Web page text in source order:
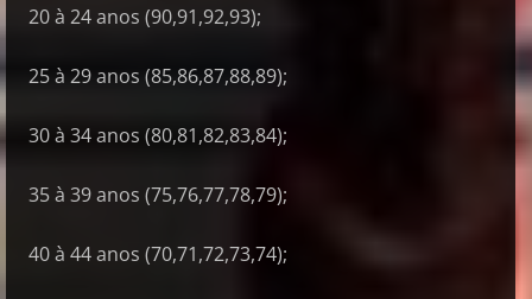
20 à 24 anos (90,91,92,93);
25 à 29 anos (85,86,87,88,89);
30 à 34 anos (80,81,82,83,84);
35 à 39 anos (75,76,77,78,79);
40 à 44 anos (70,71,72,73,74);